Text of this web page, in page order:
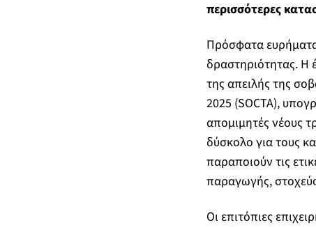
περισσότερες
Πρόσφατα
δραστηριότητας. Η
της απειλής της
2025 (SOCTA),
απομιμητές νέους
δύσκολο για τους
παραποιούν τις
παραγωγής,
Οι επιτόπιες